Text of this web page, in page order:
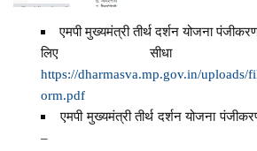
एमपी मुख्यमंत्री तीर्थ दर्शन योजना
लिए सीधा
https://dharmasva.mp.gov.in/uploads/
orm.pdf
एमपी मुख्यमंत्री तीर्थ दर्शन योजना
–